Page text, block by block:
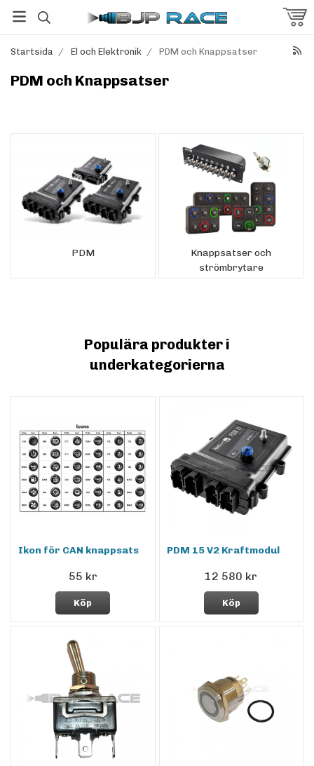
Startsida / El och Elektronik / PDM och Knappsatser
PDM och Knappsatser
PDM
Knappsatser och
strömbrytare
Populära produkter i
underkategorierna
Ikon för CAN knappsats
55 kr
Köp
PDM 15 V2 Kraftmodul
12 580 kr
Köp